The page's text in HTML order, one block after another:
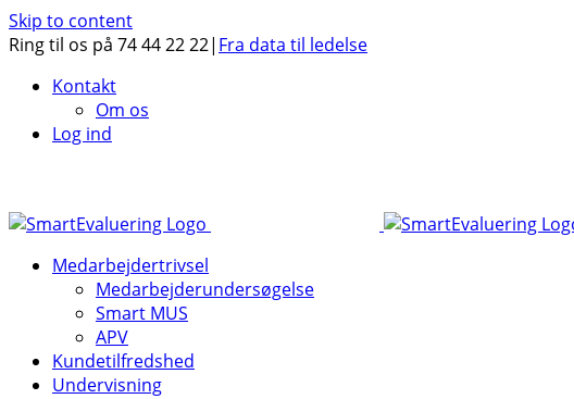
Skip to content
Ring til os på 74 44 22 22| Fra data til ledelse
Kontakt
Om os
Log ind
Medarbejdertrivsel
Medarbejderundersøgelse
Smart MUS
APV
Kundetilfredshed
Undervisning